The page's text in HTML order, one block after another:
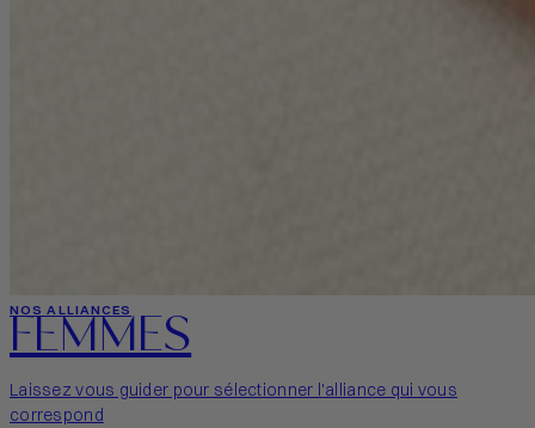
NOS ALLIANCES
FEMMES
Laissez vous guider pour sélectionner l'alliance qui vous
correspond